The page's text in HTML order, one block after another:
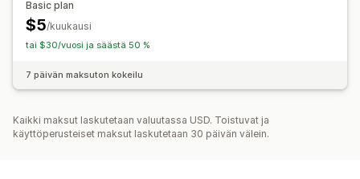
Basic plan
$5/kuukausi
tai $30/vuosi ja säästä 50 %
7 päivän maksuton kokeilu
Kaikki maksut laskutetaan valuutassa USD. Toistuvat ja
käyttöperusteiset maksut laskutetaan 30 päivän välein.